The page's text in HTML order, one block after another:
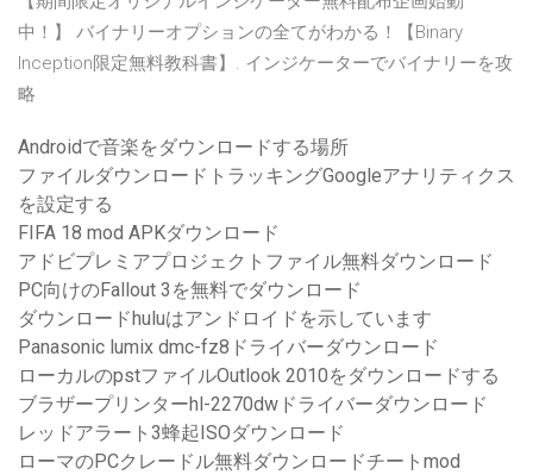
中！】 バイナリーオプションの全てがわかる！【Binary
Inception限定無料教科書】. インジケーターでバイナリーを攻
略
Androidで音楽をダウンロードする場所
ファイルダウンロードトラッキングGoogleアナリティクス
を設定する
FIFA 18 mod APKダウンロード
アドビプレミアプロジェクトファイル無料ダウンロード
PC向けのFallout 3を無料でダウンロード
ダウンロードhuluはアンドロイドを示しています
Panasonic lumix dmc-fz8ドライバーダウンロード
ローカルのpstファイルOutlook 2010をダ​​ウンロードする
ブラザープリンターhl-2270dwドライバーダウンロード
レッドアラート3蜂起ISOダウンロード
ローマのPCクレードル無料ダウンロードチートmod